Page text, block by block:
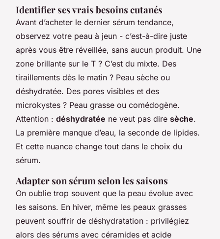
Identifier ses vrais besoins cutanés
Avant d’acheter le dernier sérum tendance,
observez votre peau à jeun - c’est-à-dire juste
après vous être réveillée, sans aucun produit. Une
zone brillante sur le T ? C’est du mixte. Des
tiraillements dès le matin ? Peau sèche ou
déshydratée. Des pores visibles et des
microkystes ? Peau grasse ou comédogène.
Attention : déshydratée ne veut pas dire sèche.
La première manque d’eau, la seconde de lipides.
Et cette nuance change tout dans le choix du
sérum.
Adapter son sérum selon les saisons
On oublie trop souvent que la peau évolue avec
les saisons. En hiver, même les peaux grasses
peuvent souffrir de déshydratation : privilégiez
alors des sérums avec céramides et acide